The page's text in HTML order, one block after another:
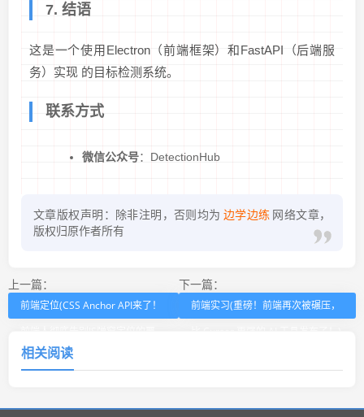
7. 结语
这是一个使用Electron（前端框架）和FastAPI（后端服
务）实现 的目标检测系统。
联系方式
微信公众号：DetectionHub
文章版权声明：除非注明，否则均为 边学边练 网络文章，
版权归原作者所有
上一篇：
前端定位(CSS Anchor API来了！
梦)
下一篇：
前端实习(重磅！前端再次被碾压，
相关阅读